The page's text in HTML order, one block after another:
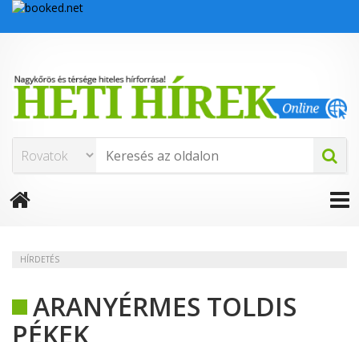
HÍRDETÉS
ARANYÉRMES TOLDIS
PÉKEK